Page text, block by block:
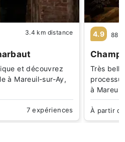
3.4 km distance
et découvrez
à Mareuil-sur-Ay,
7 expériences
4.9 88
Très
à
À partir